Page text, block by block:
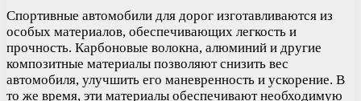
Спортивные автомобили для дорог изготавливаются из
особых материалов, обеспечивающих легкость и
прочность. Карбоновые волокна, алюминий и другие
композитные материалы позволяют снизить вес
автомобиля, улучшить его маневренность и ускорение. В
то же время, эти материалы обеспечивают необходимую